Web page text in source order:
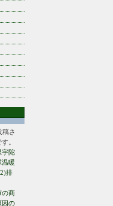
稿さ
。
宇陀
温暖
排
の商
因の